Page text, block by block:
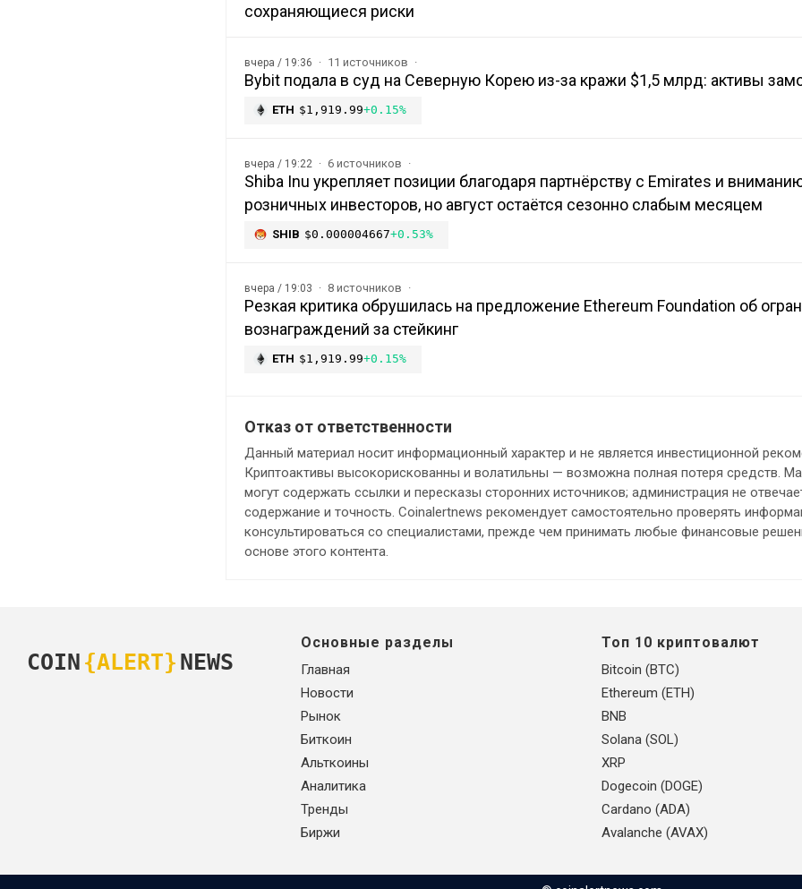
сохраняющиеся риски
вчера / 19:36 11 источников
Bybit подала в суд на Северную Корею из-за кражи $1,5 млрд: активы
ETH $1,919.99+0.15%
вчера / 19:22 6 источников
Shiba Inu укрепляет позиции благодаря партнёрству с Emirates и
розничных инвесторов, но август остаётся сезонно слабым месяцем
SHIB $0.000004667+0.53%
вчера / 19:03 8 источников
Резкая критика обрушилась на предложение Ethereum Foundation об
вознаграждений за стейкинг
ETH $1,919.99+0.15%
Отказ от ответственности
Данный материал носит информационный характер и не является инвестиционной
Криптоактивы высокорискованны и волатильны — возможна полная потеря средств.
могут содержать ссылки и пересказы сторонних источников; администрация не
содержание и точность. Coinalertnews рекомендует самостоятельно проверять
консультироваться со специалистами, прежде чем принимать любые финансовые
основе этого контента.
COIN {ALERT} NEWS
Основные разделы
Главная
Новости
Рынок
Биткоин
Альткоины
Аналитика
Тренды
Биржи
Топ 10 криптовалют
Bitcoin (BTC)
Ethereum (ETH)
BNB
Solana (SOL)
XRP
Dogecoin (DOGE)
Cardano (ADA)
Avalanche (AVAX)